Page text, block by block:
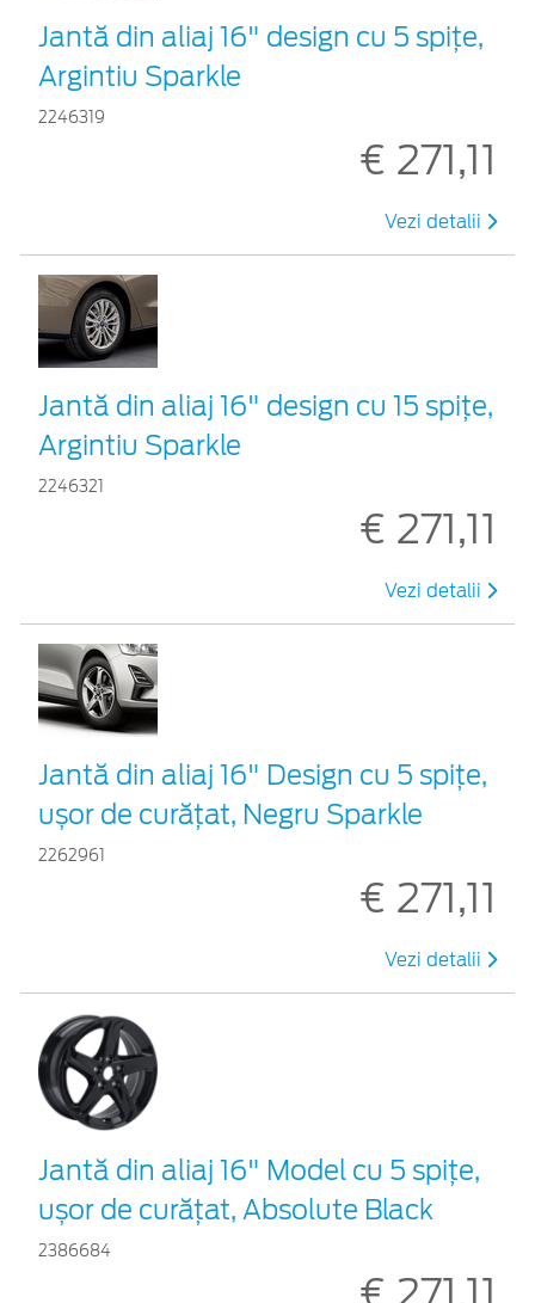
Jantă din aliaj 16" design cu 5 spițe,
Argintiu Sparkle
2246319
€ 271,11
Vezi detalii
Jantă din aliaj 16" design cu 15 spițe,
Argintiu Sparkle
2246321
€ 271,11
Vezi detalii
Jantă din aliaj 16" Design cu 5 spițe,
ușor de curățat, Negru Sparkle
2262961
€ 271,11
Vezi detalii
Jantă din aliaj 16" Model cu 5 spițe,
ușor de curățat, Absolute Black
2386684
€ 271,11